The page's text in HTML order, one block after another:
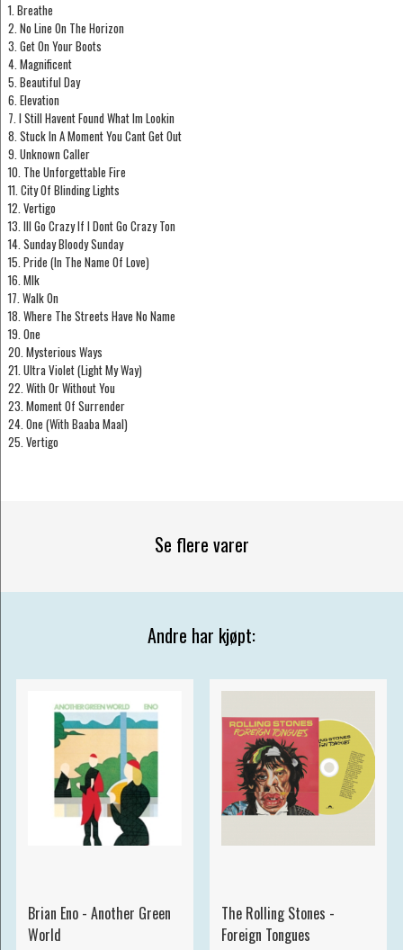
1. Breathe
2. No Line On The Horizon
3. Get On Your Boots
4. Magnificent
5. Beautiful Day
6. Elevation
7. I Still Havent Found What Im Lookin
8. Stuck In A Moment You Cant Get Out
9. Unknown Caller
10. The Unforgettable Fire
11. City Of Blinding Lights
12. Vertigo
13. Ill Go Crazy If I Dont Go Crazy Ton
14. Sunday Bloody Sunday
15. Pride (In The Name Of Love)
16. Mlk
17. Walk On
18. Where The Streets Have No Name
19. One
20. Mysterious Ways
21. Ultra Violet (Light My Way)
22. With Or Without You
23. Moment Of Surrender
24. One (With Baaba Maal)
25. Vertigo
Se flere varer
Andre har kjøpt:
Brian Eno - Another Green
World
The Rolling Stones -
Foreign Tongues